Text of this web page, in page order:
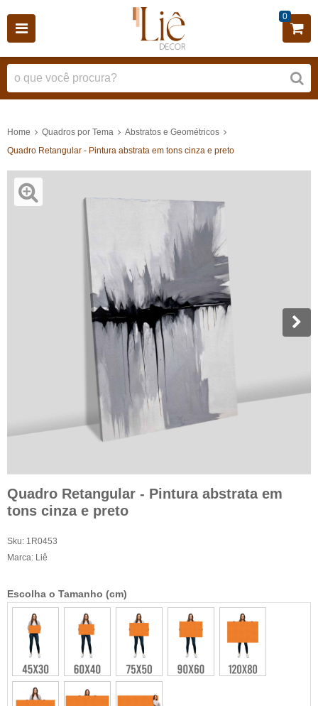
0
Home Quadros por Tema
Abstratos e Geométricos
Quadro Retangular - Pintura abstrata em tons cinza e preto
Quadro Retangular - Pintura abstrata em
tons cinza e preto
Sku: 1R0453
Marca: Liê
Escolha o Tamanho (cm)